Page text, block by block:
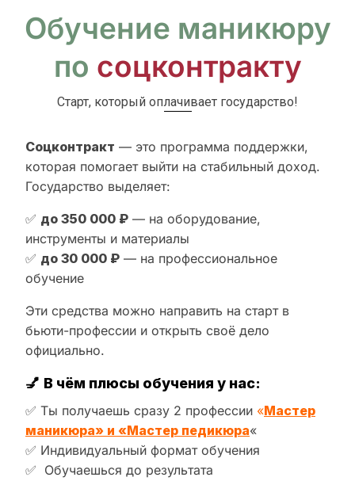
Обучение маникюру
по соцконтракту
Старт, который оплачивает государство!
Соцконтракт — это программа поддержки,
которая помогает выйти на стабильный доход.
Государство выделяет:
✅ до 350 000 ₽ — на оборудование,
инструменты и материалы
✅ до 30 000 ₽ — на профессиональное
обучение
Эти средства можно направить на старт в
бьюти-профессии и открыть своё дело
официально.
💅 В чём плюсы обучения у нас:
✅ Ты получаешь сразу 2 профессии «Мастер
маникюра» и «Мастер педикюра«
✅ Индивидуальный формат обучения
✅ Обучаешься до результата